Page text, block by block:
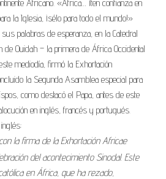
Africano. «África… ¡ten confianza en
la Iglesia, ¡sélo para todo el mundo!»
palabras de esperanza, en la Catedral
de Ouidah – la primera de África Occidental
mediodía, firmó la Exhortación
la Segunda Asamblea especial para
como destacó el Papa, antes de este
en inglés, francés y portugués.
la firma de la Exhortación Africae
del acontecimiento Sinodal. Este
en África, que ha rezado,